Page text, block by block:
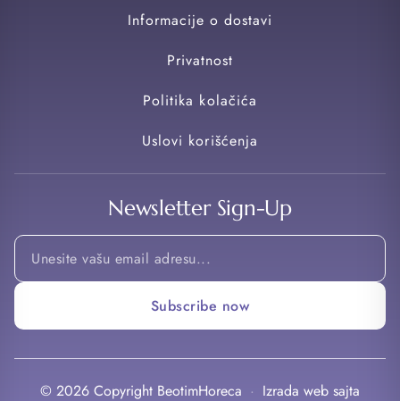
Informacije o dostavi
Privatnost
Politika kolačića
Uslovi korišćenja
Newsletter Sign-Up
Email
Email
Subscribe now
© 2026 Copyright BeotimHoreca · Izrada web sajta